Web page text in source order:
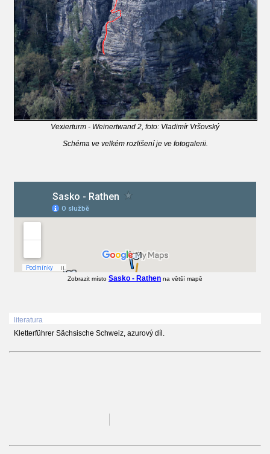
Vexierturm - Weinertwand 2, foto: Vladimír Vršovský
Schéma ve velkém rozlišení je ve fotogalerii.
Zobrazit místo Sasko - Rathen na větší mapě
literatura
Kletterführer Sächsische Schweiz, azurový díl.